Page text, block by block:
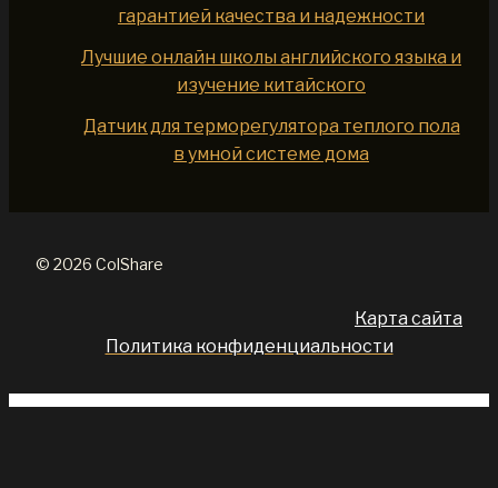
гарантией качества и надежности
Лучшие онлайн школы английского языка и
изучение китайского
Датчик для терморегулятора теплого пола
в умной системе дома
© 2026 ColShare
Карта сайта
Политика конфиденциальности